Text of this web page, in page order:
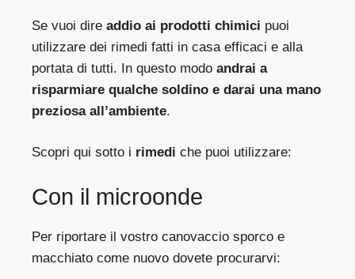
Se vuoi direaddio ai prodotti chimici puoi
utilizzare dei rimedi fatti in casa efficaci e alla
portata di tutti. In questo modo andrai a
risparmiare qualche soldino e darai una mano
preziosa all’ambiente.
Scopri qui sotto i rimedi che puoi utilizzare:
Con il microonde
Per riportare il vostro canovaccio sporco e
macchiato come nuovo dovete procurarvi: